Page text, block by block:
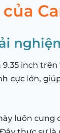
9.35 inch
cực lớn,
luôn